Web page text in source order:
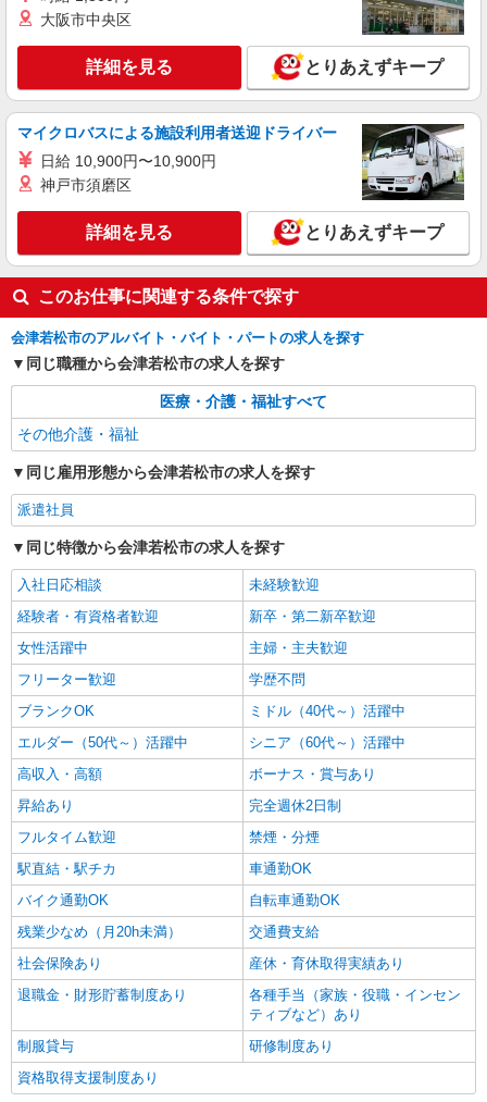
大阪市中央区
詳細を見る とりあえずキープ
マイクロバスによる施設利用者送迎ドライバー
日給 10,900円〜10,900円
神戸市須磨区
詳細を見る とりあえずキープ
このお仕事に関連する条件で探す
会津若松市のアルバイト・バイト・パートの求人を探す
同じ職種から会津若松市の求人を探す
医療・介護・福祉すべて
その他介護・福祉
同じ雇用形態から会津若松市の求人を探す
派遣社員
同じ特徴から会津若松市の求人を探す
入社日応相談
未経験歓迎
経験者・有資格者歓迎
新卒・第二新卒歓迎
女性活躍中
主婦・主夫歓迎
フリーター歓迎
学歴不問
ブランクOK
ミドル（40代～）活躍中
エルダー（50代～）活躍中
シニア（60代～）活躍中
高収入・高額
ボーナス・賞与あり
昇給あり
完全週休2日制
フルタイム歓迎
禁煙・分煙
駅直結・駅チカ
車通勤OK
バイク通勤OK
自転車通勤OK
残業少なめ（月20h未満）
交通費支給
社会保険あり
産休・育休取得実績あり
退職金・財形貯蓄制度あり
各種手当（家族・役職・インセン
ティブなど）あり
制服貸与
研修制度あり
資格取得支援制度あり